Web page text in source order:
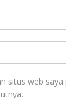
situs web